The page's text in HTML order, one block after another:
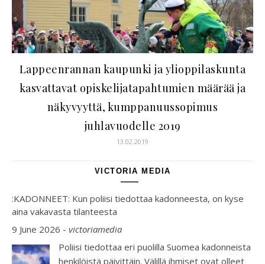
Lappeenrannan kaupunki ja ylioppilaskunta
kasvattavat opiskelijatapahtumien määrää ja
näkyvyyttä, kumppanuussopimus
juhlavuodelle 2019
13.02.2019
VICTORIA MEDIA
:KADONNEET: Kun poliisi tiedottaa kadonneesta, on kyse
aina vakavasta tilanteesta
9 June 2026 - victoriamedia
Poliisi tiedottaa eri puolilla Suomea kadonneista
henkilöistä päivittäin. Välillä ihmiset ovat olleet